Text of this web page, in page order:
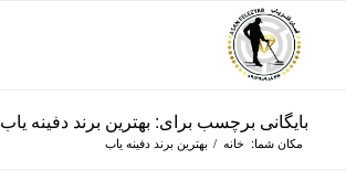
بایگانی برچسب برای: بهترین برند دفینه یاب
مکان شما: خانه / بهترین برند دفینه یاب